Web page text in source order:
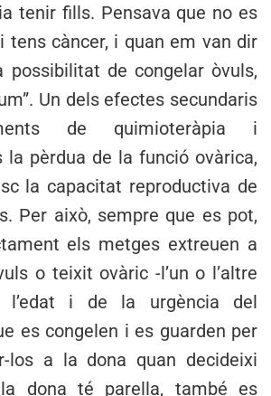
tenir fills. Pensava que no es
tens càncer, i quan em van dir
possibilitat de congelar òvuls,
Un dels efectes secundaris
de quimioteràpia i
la pèrdua de la funció ovàrica,
la capacitat reproductiva de
Per això, sempre que es pot,
els metges extreuen a
o teixit ovàric -l’un o l’altre
i de la urgència del
es congelen i es guarden per
los a la dona quan decideixi
dona té parella, també es